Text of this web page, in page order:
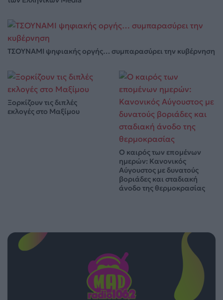
ΤΣΟΥΝΑΜΙ ψηφιακής οργής… συμπαρασύρει την κυβέρνηση
Ξορκίζουν τις διπλές
εκλογές στο Μαξίμου
Ο καιρός των επομένων
ημερών: Κανονικός
Αύγουστος με δυνατούς
βοριάδες και σταδιακή
άνοδο της θερμοκρασίας